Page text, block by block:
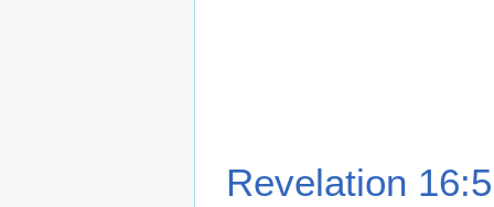
Revelation